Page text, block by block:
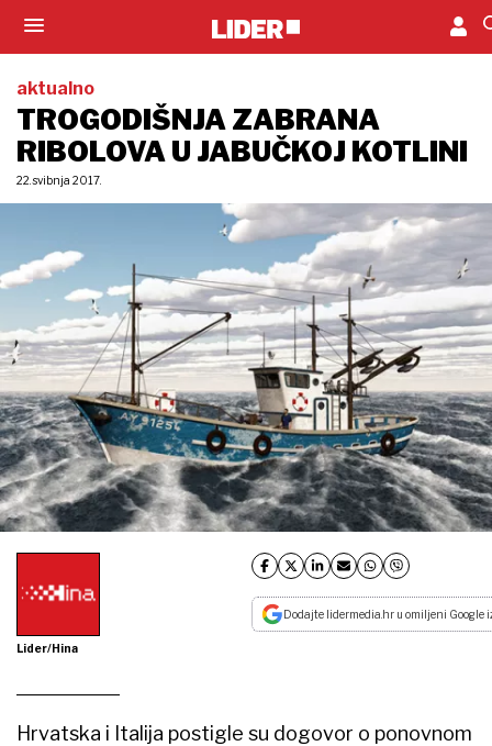
aktualno
TROGODIŠNJA ZABRANA
RIBOLOVA U JABUČKOJ KOTLINI
22. svibnja 2017.
Lider/Hina
Dodajte lidermedia.hr u omiljeni Google
Hrvatska i Italija postigle su dogovor o ponovnom